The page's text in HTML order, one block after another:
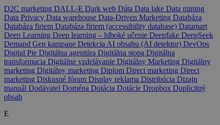
D2C marketing DALL-E Dark web Dáta Data lake Data mining
Data Privacy Data warehouse Data-Driven Marketing Databáza
Databáza firiem Databáza firiem (accessibility database) Datamart
Deep Learning Deep learning – hlboké učenie Deepfake DeepSeek
Demand Gen kampane Detekcia AI obsahu (AI detektor) DevOps
Digital Pie Digitálna agentúra Digitálna stopa Digitálna
transformacia Digitálne vzdelávanie Digitálny Marketing Digitálny
marketing Digitálny marketing Diplom Direct marketing Direct
marketing Diskusné fórum Display reklama Distribúcia Dizajn
manuál Dodávatel Doména Dotácia Dotácie Dropbox Duplicitný
obsah
E